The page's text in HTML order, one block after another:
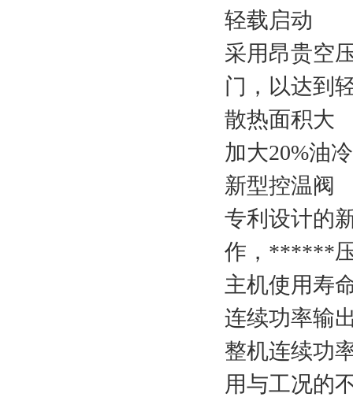
轻载启动
采用昂贵空
门，以达到
散热面积大
加大20%油
新型控温阀
专利设计的
作，******
主机使用寿
连续功率输
整机连续功
用与工况的